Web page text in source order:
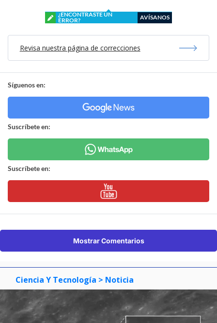
¿ENCONTRASTE UN
ERROR?
AVÍSANOS
Revisa nuestra página de correcciones
Síguenos en:
Suscríbete en:
Suscríbete en:
Mostrar Comentarios
Ciencia Y Tecnología > Noticia